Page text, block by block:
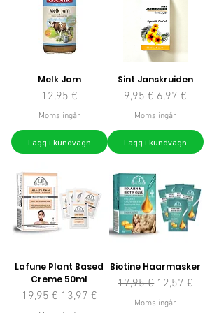
Melk Jam
Pris
12,95 €
Moms ingår
Lägg i kundvagn
Sint Janskruiden
Ordinarie pris
9,95 € Reapris
6,97 €
Moms ingår
Lägg i kundvagn
Lafune Plant Based
Creme 50ml
Ordinarie pris
19,95 € Reapris
13,97 €
Biotine Haarmasker
Ordinarie pris
17,95 € Reapris
12,57 €
Moms ingår